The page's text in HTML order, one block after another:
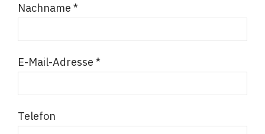
Nachname *
E-Mail-Adresse *
Telefon